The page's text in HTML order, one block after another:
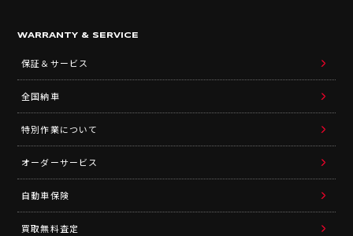
WARRANTY & SERVICE
保証＆サービス
全国納車
特別作業について
オーダーサービス
自動車保険
買取無料査定